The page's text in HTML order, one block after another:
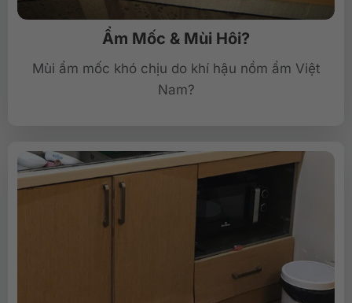
Ẩm Mốc & Mùi Hôi?
Mùi ẩm mốc khó chịu do khí hậu nồm ẩm Việt
Nam?